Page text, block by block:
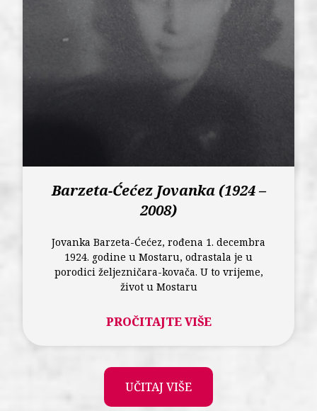
Barzeta-Ćećez Jovanka (1924 –
2008)
Jovanka Barzeta-Ćećez, rođena 1. decembra
1924. godine u Mostaru, odrastala je u
porodici željezničara-kovača. U to vrijeme,
život u Mostaru
PROČITAJTE VIŠE
UČITAJ VIŠE